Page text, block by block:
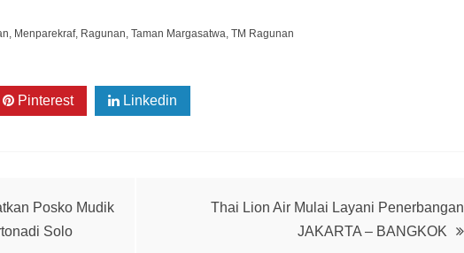
, Menparekraf, Ragunan, Taman Margasatwa, TM Ragunan
Pinterest Linkedin
Posko Mudik
Solo
Thai Lion Air Mulai Layani Penerbangan
JAKARTA – BANGKOK